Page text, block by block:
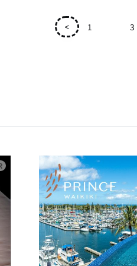
< 1 3
広告